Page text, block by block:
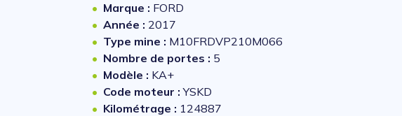
Marque : FORD
Année : 2017
Type mine : M10FRDVP210M066
Nombre de portes : 5
Modèle : KA+
Code moteur :YSKD
Kilométrage : 124887